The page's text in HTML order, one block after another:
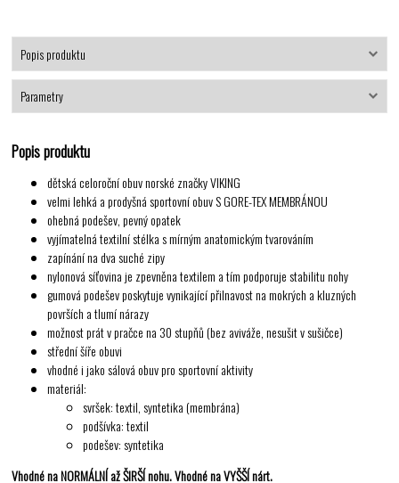
Popis produktu
Parametry
Popis produktu
dětská celoroční obuv norské značky VIKING
velmi lehká a prodyšná sportovní obuv S GORE-TEX MEMBRÁNOU
ohebná podešev, pevný opatek
vyjímatelná textilní stélka s mírným anatomickým tvarováním
zapínání na dva suché zipy
nylonová síťovina je zpevněna textilem a tím podporuje stabilitu nohy
gumová podešev poskytuje vynikající přilnavost na mokrých a kluzných
površích a tlumí nárazy
možnost prát v pračce na 30 stupňů (bez aviváže, nesušit v sušičce)
střední šíře obuvi
vhodné i jako sálová obuv pro sportovní aktivity
materiál:
svršek: textil, syntetika (membrána)
podšívka: textil
podešev: syntetika
Vhodné na NORMÁLNÍ až ŠIRŠÍ nohu. Vhodné na VYŠŠÍ nárt.